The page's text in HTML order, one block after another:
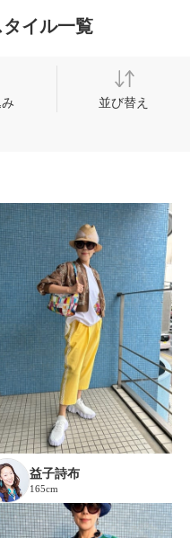
イル一覧
並び替え
益子詩布
165cm